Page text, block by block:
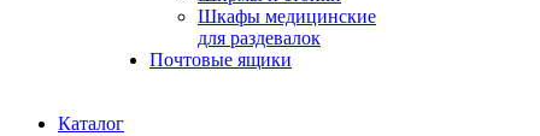
Шкафы медицинские
для раздевалок
Почтовые ящики
Каталог